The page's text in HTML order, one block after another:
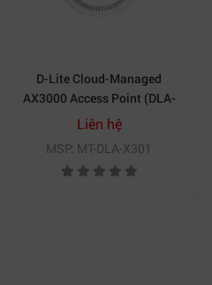
D-Lite Cloud-Managed
AX3000 Access Point (DLA-
X301)
Liên hệ
MSP: MT-DLA-X301